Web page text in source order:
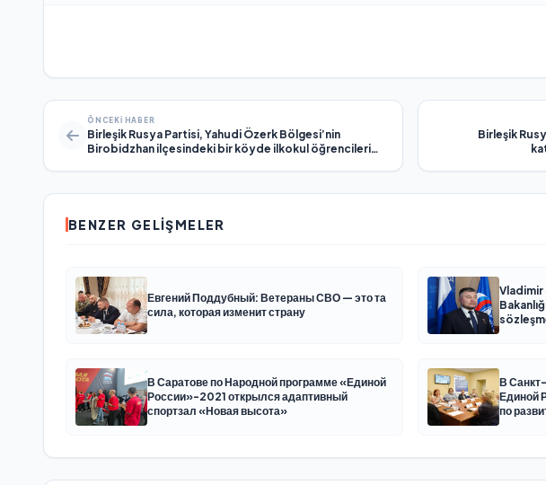
ÖNCEKI HABER
Birleşik Rusya Partisi, Yahudi Özerk Bölgesi’nin
Birobidzhan ilçesindeki bir köyde ilkokul öğrencileri
Birleşik
BENZER GELIŞMELER
Евгений Поддубный: Ветераны СВО — это та
сила, которая изменит страну
Vladimir
В Саратове по Народной программе «Единой
России»-2021 открылся адаптивный
спортзал «Новая высота»
В
Единой
по